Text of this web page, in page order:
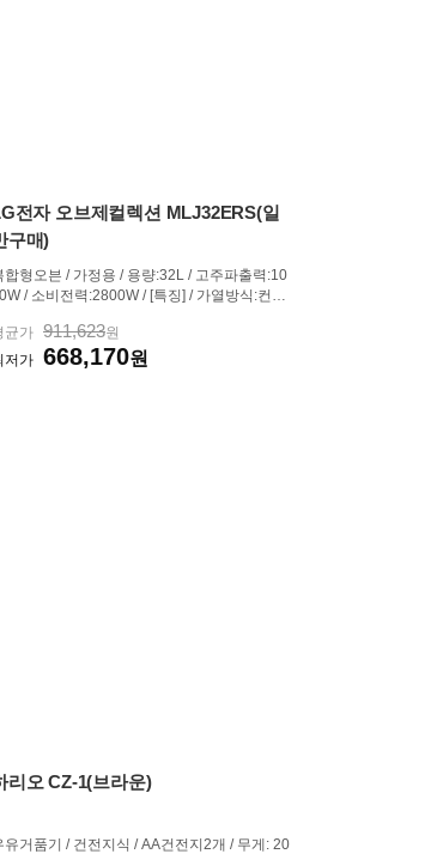
전자 오브제컬렉션 MLJ32ERS(일
구매)
합형오븐 / 가정용 / 용량:32L / 고주파출력:10
/ 소비전력:2800W / [특징] / 가열방식:컨벡
팀 / 인버터 / 온도조절 / 40~230℃ / 최대90
/ 자동메뉴:269가지 / [조작] / 다이얼+터치식 /
균가 911,623원
저가 668,170원
리오 CZ-1(브라운)
유거품기 / 건전지식 / AA건전지2개 / 무게: 20